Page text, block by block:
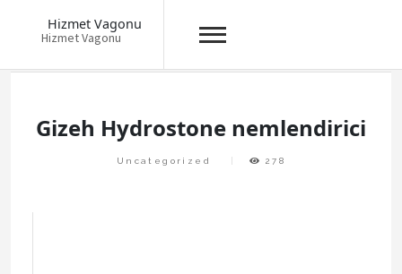
Hizmet Vagonu
Hizmet Vagonu
Gizeh Hydrostone nemlendirici
Uncategorized 278